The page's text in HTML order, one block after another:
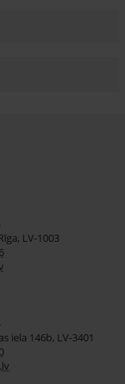
LV-1003
iela 146b, LV-3401